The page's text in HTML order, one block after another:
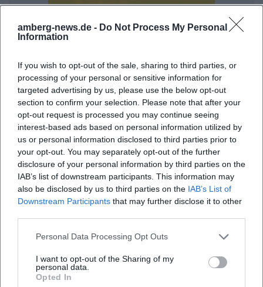
amberg-news.de - Do Not Process My Personal
Information
If you wish to opt-out of the sale, sharing to third parties, or
processing of your personal or sensitive information for
targeted advertising by us, please use the below opt-out
section to confirm your selection. Please note that after your
opt-out request is processed you may continue seeing
interest-based ads based on personal information utilized by
us or personal information disclosed to third parties prior to
your opt-out. You may separately opt-out of the further
disclosure of your personal information by third parties on the
IAB’s list of downstream participants. This information may
also be disclosed by us to third parties on the IAB’s List of
Downstream Participants that may further disclose it to other
Personal Data Processing Opt Outs
I want to opt-out of the Sharing of my
personal data.
Opted In
einzelne Ticketdetails je nach Event variieren, ist die
Information und Buchbarkeit an einem Ort.
Dadurch werden die Suchanfragen rund um kubus
Ursensollen Tickets, Programm und Vorverkauf
direkt bedient. Wer sich für Abendkassen,
Vorverkauf oder Event-Highlights interessiert,
findet im offiziellen Auftritt eine verlässliche
Anlaufstelle. Hinzu kommt die regionale Bindung
des Programms: Es gibt wiederkehrende Formate,
saisonale Highlights und Veranstaltungen, die
eine Adresse für einen einzelnen Abend, sondern
ein Ort mit kontinuierlicher Programmrelevanz.
Genau das macht ihn für Suchmaschinen so
OVIGO Theater - Kalter weißter Mann in Amberg: Pointenscharfe
Komödie mit Trauerfeier-Alarm
Ein Abend voller schräger Familienlogik, Machtspiele und Pointen
im kubus Ursensollen. Am 24.10.2026 ab 20:00 Uhr, Tickets ab
15,50 Euro. #Comedy #Theater
Komödie
Stephan Schulz: Costa Rica - 3D-Show
15. Nov 2026
Costa Rica hautnah in 3D: Stephan Schulz zeigt Regenwald,
Vulkane und Hammerhaie im kubus Ursensollen. 15.11.2026 ab 16